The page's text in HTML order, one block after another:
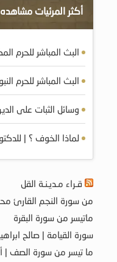
أكثر المرئيات مشاهده
البث المباشر للحرم
البث المباشر للحرم
وسائل الثبات على
لماذا الخوف ؟ |
قـراء مـديـنـة القل
من سورة النجم القارئ
ماتيسر من سورة البقرة
سورة القيامة | صالح
ما تيسر من سورة الصف |